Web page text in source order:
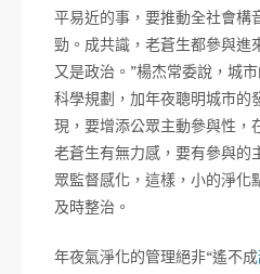
平易近的事，要推動全社會構
勁。成共識，老蒼生都參與進
又是政治。”楊杰常委說，城
科學規劃，加年夜聰明城市的
現，要增添公眾主動參與性，
老蒼生有無力感，要有參與的
眾監督感化，這樣，小的淨化
及時整治。
年夜氣淨化的管理絕非“遙不成